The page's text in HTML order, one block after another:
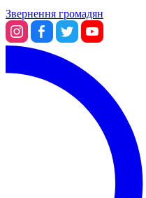
Звернення громадян